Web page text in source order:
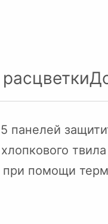
панелей
помощи